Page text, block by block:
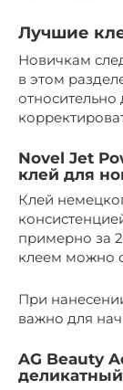
Лучшие
Новичкам
в этом
относительно
Novel Jet
клей для
Клей
примерно за
клеем можно
При
важно для
AG Beauty